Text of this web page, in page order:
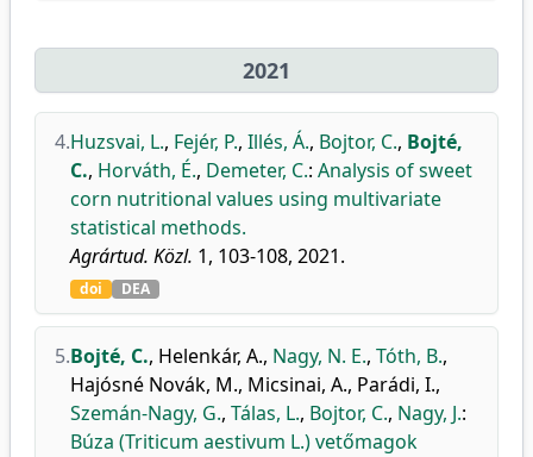
2021
4.Huzsvai, L., Fejér, P., Illés, Á., Bojtor, C., Bojté,
C., Horváth, É., Demeter, C.: Analysis of sweet
corn nutritional values using multivariate
statistical methods.
Agrártud. Közl. 1, 103-108, 2021.
doi DEA
5.Bojté, C., Helenkár, A., Nagy, N. E., Tóth, B.,
Hajósné Novák, M., Micsinai, A., Parádi, I.,
Szemán-Nagy, G., Tálas, L., Bojtor, C., Nagy, J.:
Búza (Triticum aestivum L.) vetőmagok